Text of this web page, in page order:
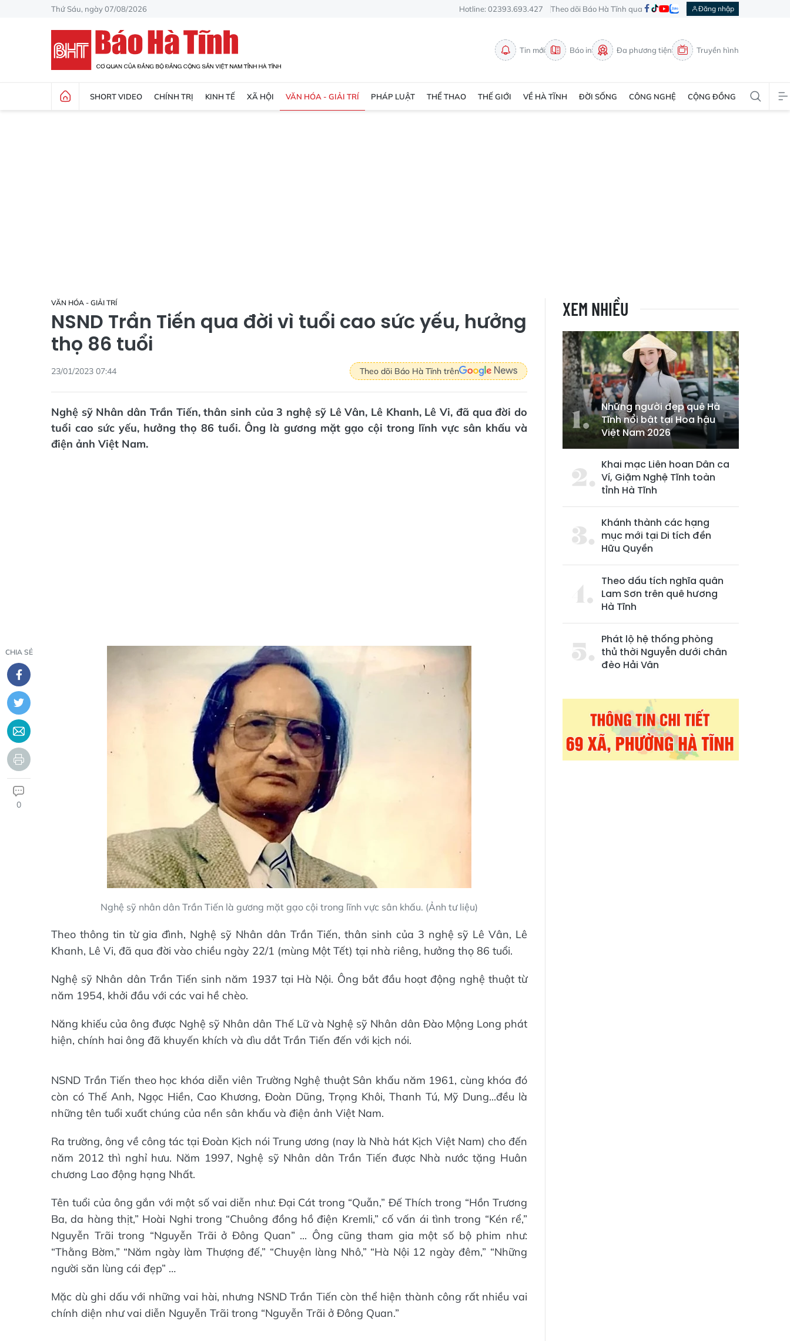
Thứ Sáu, ngày 07/08/2026 Hotline: 02393.693.427 Theo dõi Báo Hà Tĩnh qua Đăng nhập
Tin mới Báo in Đa phương tiện Truyền hình
SHORT VIDEO CHÍNH TRỊ KINH TẾ XÃ HỘI VĂN HÓA - GIẢI TRÍ PHÁP LUẬT THỂ THAO THẾ GIỚI VỀ HÀ TĨNH ĐỜI SỐNG CÔNG NGHỆ CỘNG ĐỒNG
VĂN HÓA - GIẢI TRÍ
NSND Trần Tiến qua đời vì tuổi cao sức yếu, hưởng
thọ 86 tuổi
23/01/2023 07:44 Theo dõi Báo Hà Tĩnh trên
Nghệ sỹ Nhân dân Trần Tiến, thân sinh của 3 nghệ sỹ Lê Vân, Lê Khanh, Lê Vi, đã qua đời do
tuổi cao sức yếu, hưởng thọ 86 tuổi. Ông là gương mặt gạo cội trong lĩnh vực sân khấu và
điện ảnh Việt Nam.
CHIA SẺ
0
Nghệ sỹ nhân dân Trần Tiến là gương mặt gạo cội trong lĩnh vực sân khấu. (Ảnh tư liệu)
Theo thông tin từ gia đình, Nghệ sỹ Nhân dân Trần Tiến, thân sinh của 3 nghệ sỹ Lê Vân, Lê
Khanh, Lê Vi, đã qua đời vào chiều ngày 22/1 (mùng Một Tết) tại nhà riêng, hưởng thọ 86 tuổi.
Nghệ sỹ Nhân dân Trần Tiến sinh năm 1937 tại Hà Nội. Ông bắt đầu hoạt động nghệ thuật từ
năm 1954, khởi đầu với các vai hề chèo.
Năng khiếu của ông được Nghệ sỹ Nhân dân Thế Lữ và Nghệ sỹ Nhân dân Đào Mộng Long phát
hiện, chính hai ông đã khuyến khích và dìu dắt Trần Tiến đến với kịch nói.
NSND Trần Tiến theo học khóa diễn viên Trường Nghệ thuật Sân khấu năm 1961, cùng khóa đó
còn có Thế Anh, Ngọc Hiền, Cao Khương, Đoàn Dũng, Trọng Khôi, Thanh Tú, Mỹ Dung...đều là
những tên tuổi xuất chúng của nền sân khấu và điện ảnh Việt Nam.
Ra trường, ông về công tác tại Đoàn Kịch nói Trung ương (nay là Nhà hát Kịch Việt Nam) cho đến
năm 2012 thì nghỉ hưu. Năm 1997, Nghệ sỹ Nhân dân Trần Tiến được Nhà nước tặng Huân
chương Lao động hạng Nhất.
Tên tuổi của ông gắn với một số vai diễn như: Đại Cát trong “Quẫn,” Đế Thích trong “Hồn Trương
Ba, da hàng thịt,” Hoài Nghi trong “Chuông đồng hồ điện Kremli,” cố vấn ái tình trong “Kén rể,”
Nguyễn Trãi trong “Nguyễn Trãi ở Đông Quan” ... Ông cũng tham gia một số bộ phim như:
“Thằng Bờm,” “Năm ngày làm Thượng đế,” “Chuyện làng Nhô,” “Hà Nội 12 ngày đêm,” “Những
người săn lùng cái đẹp” …
Mặc dù ghi dấu với những vai hài, nhưng NSND Trần Tiến còn thể hiện thành công rất nhiều vai
chính diện như vai diễn Nguyễn Trãi trong “Nguyễn Trãi ở Đông Quan.”
XEM NHIỀU
Những người đẹp quê Hà
Tĩnh nổi bật tại Hoa hậu
Việt Nam 2026
Khai mạc Liên hoan Dân ca
Ví, Giặm Nghệ Tĩnh toàn
tỉnh Hà Tĩnh
Khánh thành các hạng
mục mới tại Di tích đền
Hữu Quyền
Theo dấu tích nghĩa quân
Lam Sơn trên quê hương
Hà Tĩnh
Phát lộ hệ thống phòng
thủ thời Nguyễn dưới chân
đèo Hải Vân